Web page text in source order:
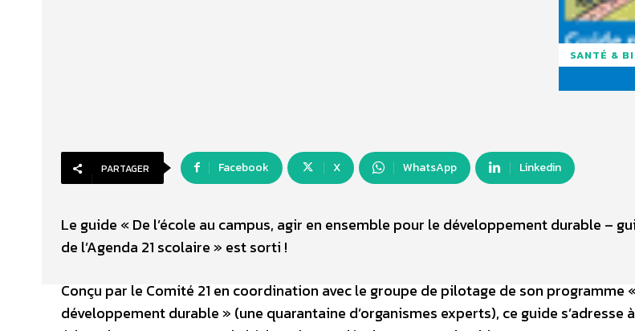
SANTÉ &
PARTAGER Facebook X WhatsApp Linkedin
Le guide « De l’école au campus, agir en ensemble pour le développement durable –
de l’Agenda 21 scolaire » est sorti !
Conçu par le Comité 21 en coordination avec le groupe de pilotage de son programme
développement durable » (une quarantaine d’organismes experts), ce guide s’adresse